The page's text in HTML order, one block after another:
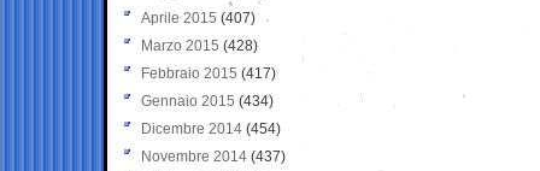
Aprile 2015 (407)
Marzo 2015 (428)
Febbraio 2015 (417)
Gennaio 2015 (434)
Dicembre 2014 (454)
Novembre 2014 (437)